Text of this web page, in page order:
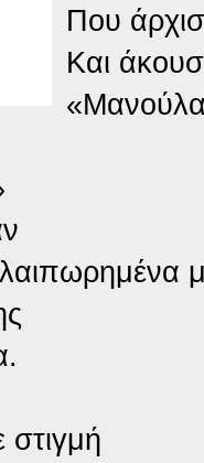
Που
Και
στιγμή